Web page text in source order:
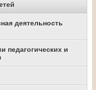
деятельность
педагогических и